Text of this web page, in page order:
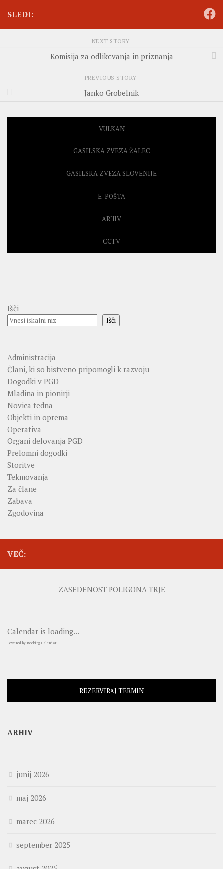
SLEDI:
NEXT STORY
Komisija za odlikovanja in priznanja
PREVIOUS STORY
Janko Grobelnik
VULKAN
GASILSKA ZVEZA ŽALEC
GASILSKA ZVEZA SLOVENIJE
E-POŠTA
ARHIV
CCTV
Išči
Išči
Administracija
Člani, ki so bistveno pripomogli k razvoju
Dogodki v PGD
Mladina in pionirji
Novica tedna
Objekti in oprema
Operativa
Organi delovanja PGD
Prelomni dogodki
Storitve
Tekmovanja
Za člane
Zabava
Zgodovina
VEČ:
ZASEDENOST POLIGONA TRJE
Calendar is loading...
Powered by Booking Calendar
REZERVIRAJ TERMIN
ARHIV
junij 2026
maj 2026
marec 2026
september 2025